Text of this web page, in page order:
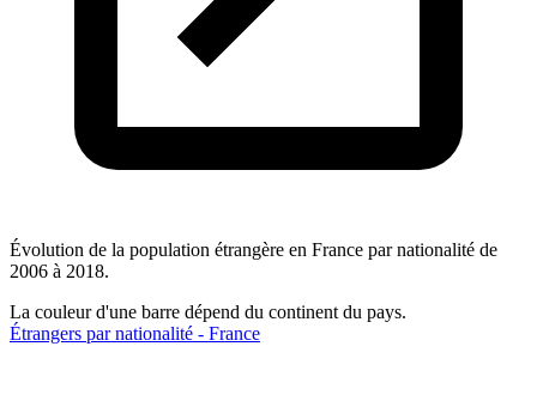
Évolution de la population étrangère en France par nationalité de
2006 à 2018.
La couleur d'une barre dépend du continent du pays.
Étrangers par nationalité - France